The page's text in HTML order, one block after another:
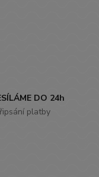
DO 24h
platby